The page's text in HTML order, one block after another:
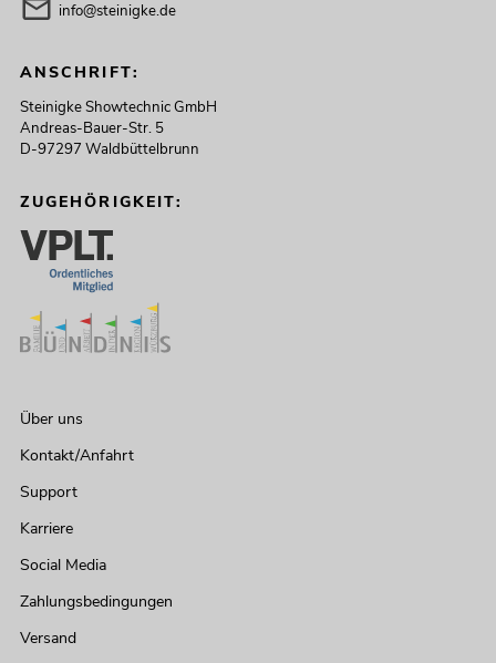
info@steinigke.de
ANSCHRIFT:
Steinigke Showtechnic GmbH
Andreas-Bauer-Str. 5
D-97297 Waldbüttelbrunn
ZUGEHÖRIGKEIT:
Über uns
Kontakt/Anfahrt
Support
Karriere
Social Media
Zahlungsbedingungen
Versand